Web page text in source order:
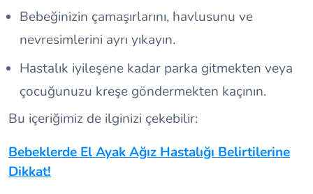
Bebeğinizin çamaşırlarını, havlusunu ve
nevresimlerini ayrı yıkayın.
Hastalık iyileşene kadar parka gitmekten veya
çocuğunuzu kreşe göndermekten kaçının.
Bu içeriğimiz de ilginizi çekebilir:
Bebeklerde El Ayak Ağız Hastalığı Belirtilerine
Dikkat!